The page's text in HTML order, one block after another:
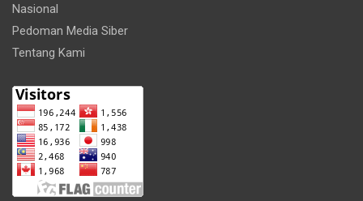
Nasional
Pedoman Media Siber
Tentang Kami